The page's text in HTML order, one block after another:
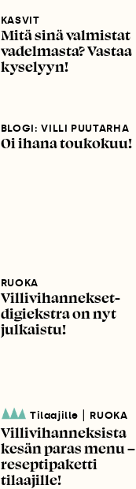
KASVIT
Mitä sinä valmistat
vadelmasta? Vastaa
kyselyyn!
BLOGI: VILLI PUUTARHA
Oi ihana toukokuu!
RUOKA
Villivihannekset-
digiekstra on nyt
julkaistu!
Tilaajille | RUOKA
Villivihanneksista
kesän paras menu –
reseptipaketti
tilaajille!